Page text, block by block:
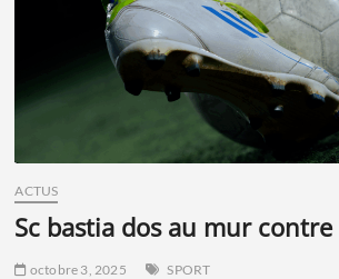
ACTUS
sc bastia dos au mur
octobre 3, 2025 SPORT